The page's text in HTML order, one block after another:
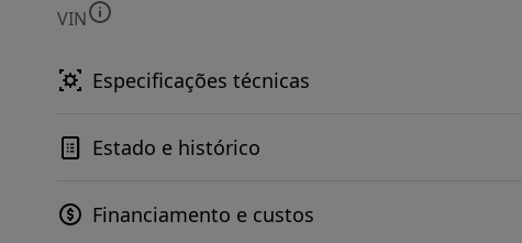
VIN
Especificações técnicas
Estado e histórico
Financiamento e custos